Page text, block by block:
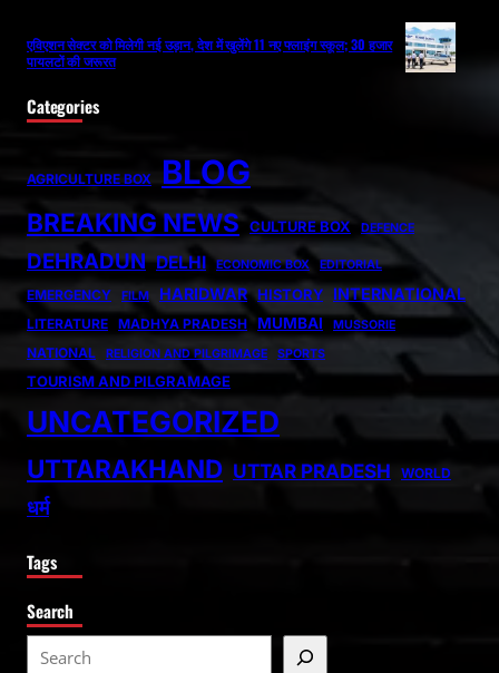
एविएशन सेक्टर को मिलेगी नई उड़ान, देश में खुलेंगे 11 नए फ्लाइंग स्कूल; 30 हजार
पायलटों की जरूरत
Categories
AGRICULTURE BOX BLOG
BREAKING NEWS CULTURE BOX DEFENCE
DEHRADUN DELHI ECONOMIC BOX EDITORIAL
EMERGENCY FILM HARIDWAR HISTORY INTERNATIONAL
LITERATURE MADHYA PRADESH MUMBAI MUSSORIE
NATIONAL RELIGION AND PILGRIMAGE SPORTS
TOURISM AND PILGRAMAGE
UNCATEGORIZED
UTTARAKHAND UTTAR PRADESH WORLD
धर्म
Tags
Search